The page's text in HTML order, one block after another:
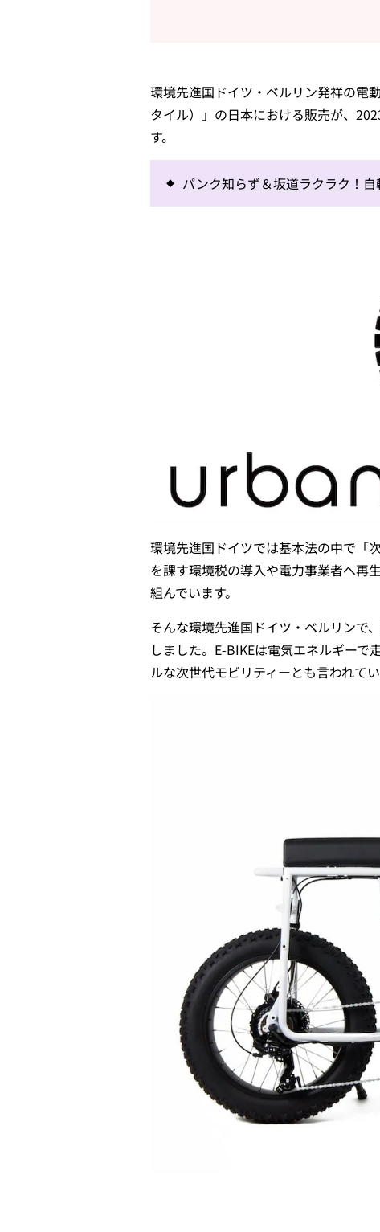
環境先進国ドイツ・ベルリン発祥の電
タイル）」の日本における販売が、
す。
パンク知らず＆坂道ラクラク！
環境先進国ドイツでは基本法の中で「
を課す環境税の導入や電力事業者へ再
組んでいます。
そんな環境先進国ドイツ・ベルリンで
しました。E-BIKEは電気エネルギー
ルな次世代モビリティーとも言われてい